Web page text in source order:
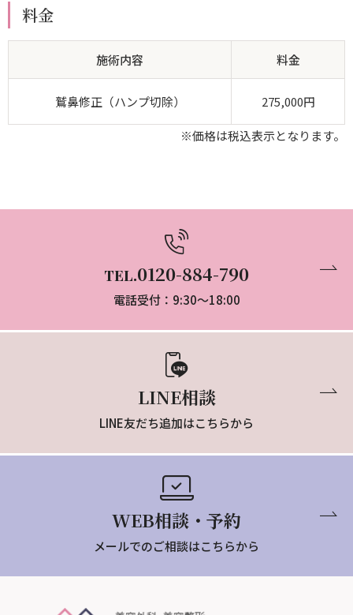
料金
施術内容 料金
鷲鼻修正（ハンプ切除） 275,000円
※価格は税込表示となります。
TEL.0120-884-790
電話受付：9:30～18:00
LINE相談
LINE友だち追加はこちらから
WEB相談・予約
メールでのご相談はこちらから